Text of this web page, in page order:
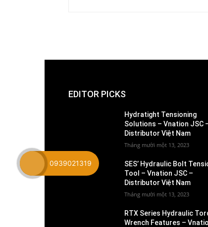
EDITOR PICKS
Hydratight Tensioning
Solutions – Vnation JSC
Distributor Việt Nam
Tháng mười một 13, 2023
SES’ Hydraulic Bolt
Tool – Vnation JSC –
Distributor Việt Nam
Tháng mười một 13, 2023
RTX Series Hydraulic
Wrench Features –
0939021319